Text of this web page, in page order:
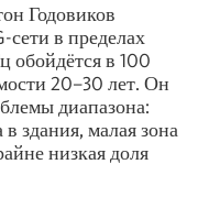
Годовиков
сети в пределах
обойдётся в 100
20–30 лет. Он
диапазона:
здания, малая зона
низкая доля